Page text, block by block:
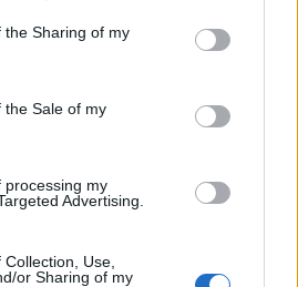
usage behaviour. You may click to
Google and its third-party tags to
purposes in below Google
the Sharing of my
the Sale of my
processing my
Advertising.
Use,
or Sharing of my
της Anemos RES - Στα
123,5 εκατ. ευρώ το
τίμημα
04-12-2023 08:00
ΜΕΑ Καβάλας: «Σήμα»
εκατ. ευρώ
31-08-2023 07:05